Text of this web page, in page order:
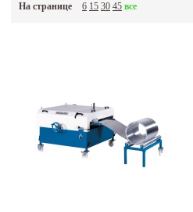
На странице 6 15 30 45 все